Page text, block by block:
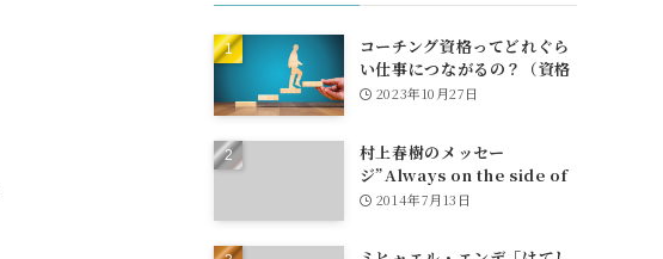
コーチング資格ってどれぐら
い仕事につながるの？（資格
とお金、団体への所属や仕事
2023年10月27日
村上春樹のメッセー
ジ”Always on the side of
egg"
2014年7月13日